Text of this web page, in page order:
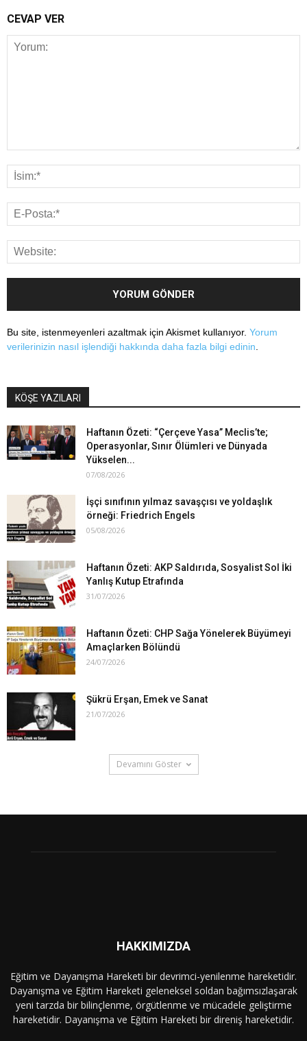
CEVAP VER
Bu site, istenmeyenleri azaltmak için Akismet kullanıyor. Yorum
verilerinizin nasıl işlendiği hakkında daha fazla bilgi edinin
KÖŞE YAZILARI
Haftanın Özeti: “Çerçeve Yasa” Meclis’te;
Operasyonlar, Sınır Ölümleri ve Dünyada
Yükselen...
07/08/2026
İşçi sınıfının yılmaz savaşçısı ve yoldaşlık
örneği: Friedrich Engels
05/08/2026
Haftanın Özeti: AKP Saldırıda, Sosyalist Sol İki
Yanlış Kutup Etrafında
31/07/2026
Haftanın Özeti: CHP Sağa Yönelerek Büyümeyi
Amaçlarken Bölündü
24/07/2026
Şükrü Erşan, Emek ve Sanat
21/07/2026
Devamını Göster
HAKKIMIZDA
Eğitim ve Dayanışma Hareketi bir devrimci-yenilenme hareketidir.
Dayanışma ve Eğitim Hareketi geleneksel soldan bağımsızlaşarak
yeni tarzda bir bilinçlenme, örgütlenme ve mücadele geliştirme
hareketidir. Dayanışma ve Eğitim Hareketi bir direniş hareketidir.